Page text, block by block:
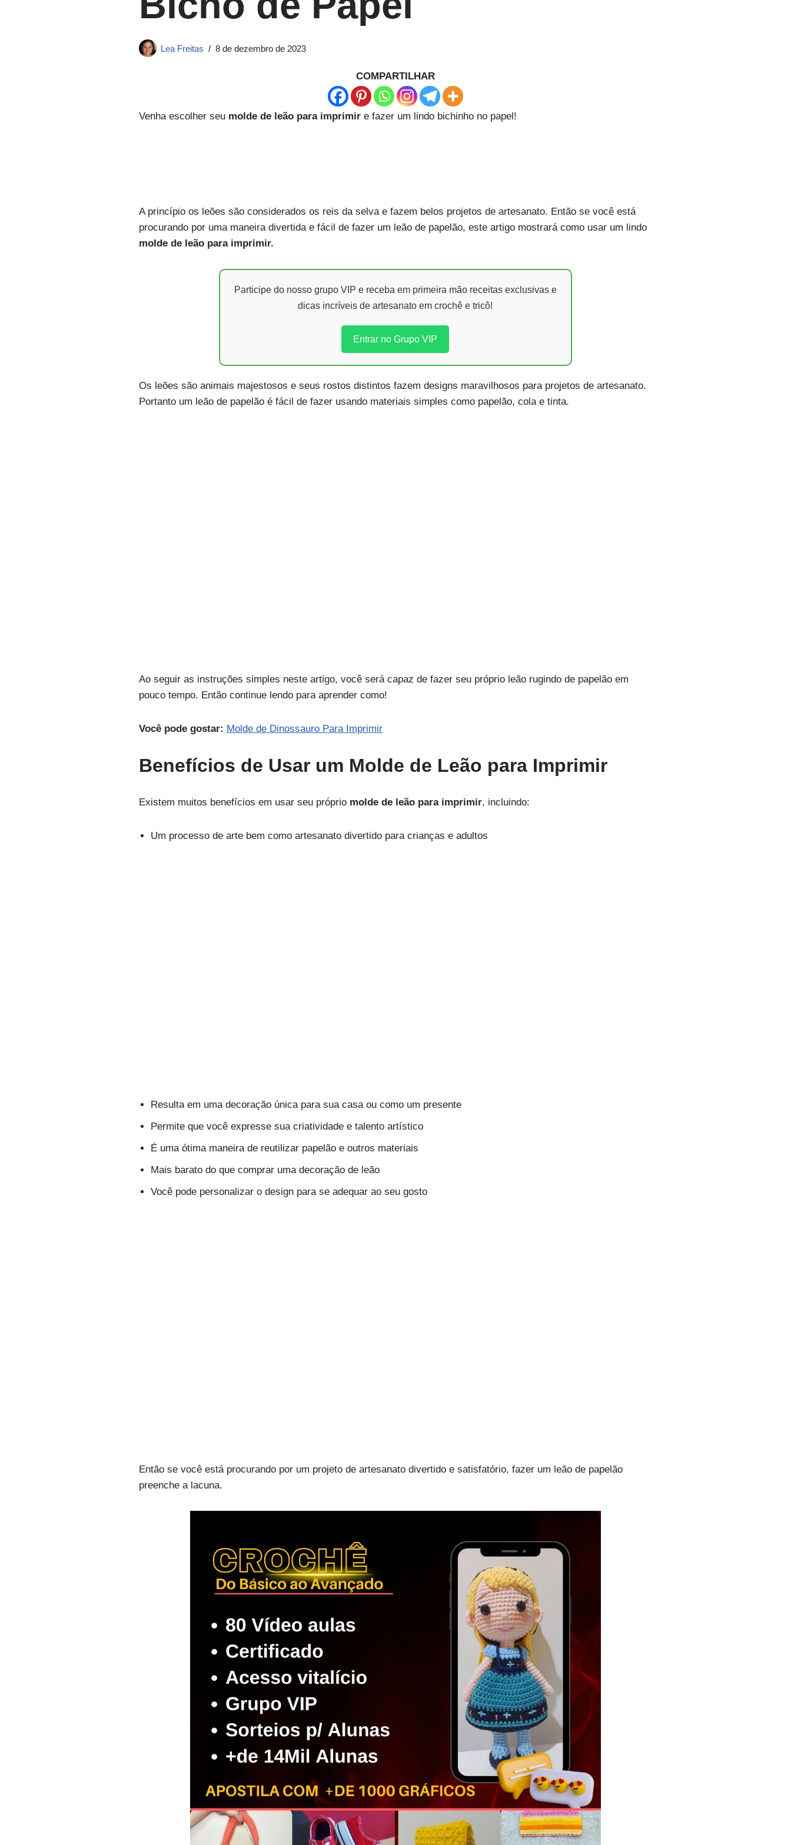
Lea Freitas 8 de dezembro de 2023
COMPARTILHAR
Venha escolher seu molde de leão para imprimir e fazer um lindo bichinho no papel!
A princípio os leões são considerados os reis da selva e fazem belos projetos de artesanato. Então se você está
procurando por uma maneira divertida e fácil de fazer um leão de papelão, este artigo mostrará como usar um lindo
molde de leão para imprimir.
Participe do nosso grupo VIP e receba em primeira mão receitas exclusivas e
dicas incríveis de artesanato em crochê e tricô!
Entrar no Grupo VIP
Os leões são animais majestosos e seus rostos distintos fazem designs maravilhosos para projetos de artesanato.
Portanto um leão de papelão é fácil de fazer usando materiais simples como papelão, cola e tinta.
Ao seguir as instruções simples neste artigo, você será capaz de fazer seu próprio leão rugindo de papelão em
pouco tempo. Então continue lendo para aprender como!
Você pode gostar: Molde de Dinossauro Para Imprimir
Benefícios de Usar um Molde de Leão para Imprimir
Existem muitos benefícios em usar seu próprio molde de leão para imprimir, incluindo:
Um processo de arte bem como artesanato divertido para crianças e adultos
Resulta em uma decoração única para sua casa ou como um presente
Permite que você expresse sua criatividade e talento artístico
É uma ótima maneira de reutilizar papelão e outros materiais
Mais barato do que comprar uma decoração de leão
Você pode personalizar o design para se adequar ao seu gosto
Então se você está procurando por um projeto de artesanato divertido e satisfatório, fazer um leão de papelão
preenche a lacuna.